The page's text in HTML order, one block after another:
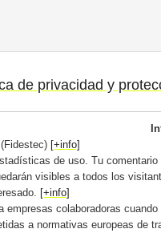
de privacidad y
[+info]
de uso. Tu
visibles a todos los
[+info]
empresas colaboradoras
a normativas europeas de